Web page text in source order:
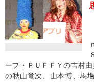
ープ・ＰＵＦＦＹの吉村
の秋山竜次、山本博、馬